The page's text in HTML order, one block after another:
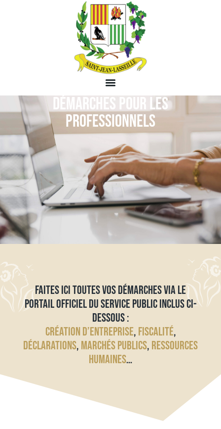
DÉMARCHES POUR LES
PROFESSIONNELS
FAITES ICI TOUTES VOS DÉMARCHES VIA LE
PORTAIL OFFICIEL DU SERVICE PUBLIC INCLUS CI-
DESSOUS :
CRÉATION D’ENTREPRISE, FISCALITÉ,
DÉCLARATIONS, MARCHÉS PUBLICS, RESSOURCES
HUMAINES…